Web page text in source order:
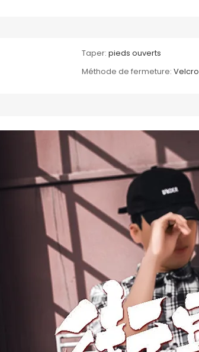
Taper: pieds ouverts
Méthode de fermeture: Velcro